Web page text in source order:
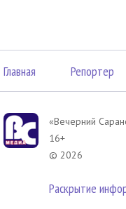
Главная Репортер
«Вечерний
16+
© 2026
Раскрытие